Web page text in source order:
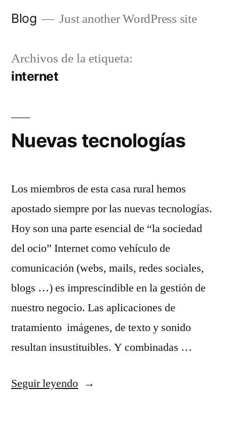
Blog Just another WordPress site
Archivos de la etiqueta:
internet
Nuevas tecnologías
Los miembros de esta casa rural hemos
apostado siempre por las nuevas tecnologías.
Hoy son una parte esencial de “la sociedad
del ocio” Internet como vehículo de
comunicación (webs, mails, redes sociales,
blogs …) es imprescindible en la gestión de
nuestro negocio. Las aplicaciones de
tratamiento imágenes, de texto y sonido
resultan insustituibles. Y combinadas …
Seguir leyendo«Nuevas tecnologías»